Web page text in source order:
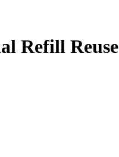
Refill Reuse